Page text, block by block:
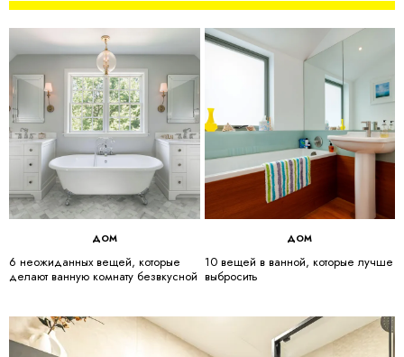
ДОМ
6 неожиданных вещей, которые
делают ванную комнату безвкусной
ДОМ
10 вещей в ванной, которые лучше
выбросить